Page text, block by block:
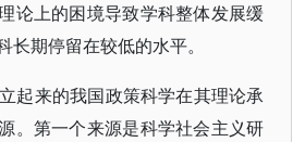
论上的困境导致学科整体发展缓
长期停留在较低的水平。
起来的我国政策科学在其理论承
。第一个来源是科学社会主义研